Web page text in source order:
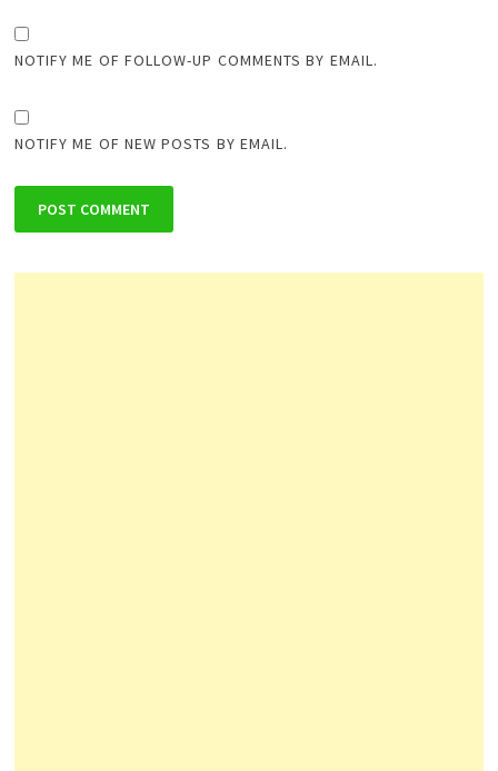
NOTIFY ME OF FOLLOW-UP COMMENTS BY EMAIL.
NOTIFY ME OF NEW POSTS BY EMAIL.